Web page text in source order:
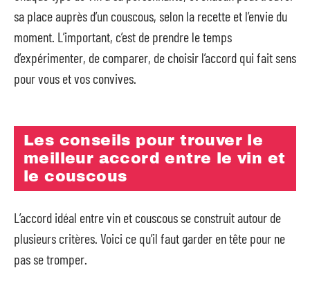
sa place auprès d’un couscous, selon la recette et l’envie du
moment. L’important, c’est de prendre le temps
d’expérimenter, de comparer, de choisir l’accord qui fait sens
pour vous et vos convives.
Les conseils pour trouver le
meilleur accord entre le vin et
le couscous
L’accord idéal entre vin et couscous se construit autour de
plusieurs critères. Voici ce qu’il faut garder en tête pour ne
pas se tromper.